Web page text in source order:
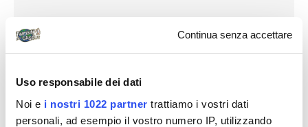
Continua senza accettare
Uso responsabile dei dati
Noi e i nostri 1022 partner trattiamo i vostri dati
personali, ad esempio il vostro numero IP, utilizzando